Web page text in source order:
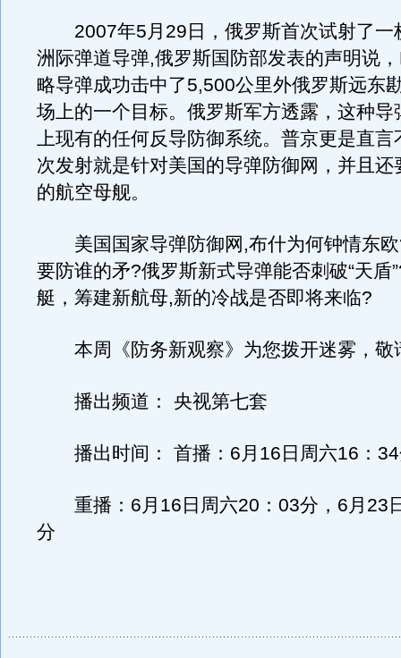
2007年5月29日，俄罗斯首次试射了一
洲际弹道导弹,俄罗斯国防部发表的声明说
略导弹成功击中了5,500公里外俄罗斯远东
场上的一个目标。俄罗斯军方透露，这种导
上现有的任何反导防御系统。普京更是直言
次发射就是针对美国的导弹防御网，并且还
的航空母舰。
美国国家导弹防御网,布什为何钟情东欧
要防谁的矛?俄罗斯新式导弹能否刺破“天盾
艇，筹建新航母,新的冷战是否即将来临?
本周《防务新观察》为您拨开迷雾，敬
播出频道： 央视第七套
播出时间： 首播：6月16日周六16：
重播：6月16日周六20：03分，6月23
分